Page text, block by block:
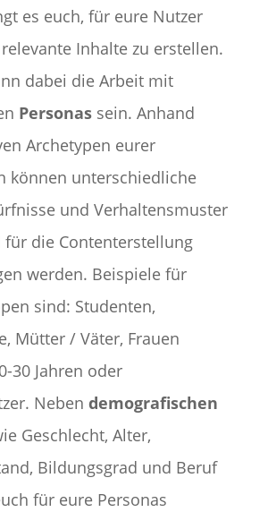
es euch, für eure Nutzer
Inhalte zu erstellen.
dabei die Arbeit mit
Personassein. Anhand
Archetypen eurer
können unterschiedliche
und Verhaltensmuster
für die Contenterstellung
werden. Beispiele für
sind: Studenten,
Mütter / Väter, Frauen
30 Jahren oder
Neben demografischen
Geschlecht, Alter,
Bildungsgrad und Beruf
für eure Personas